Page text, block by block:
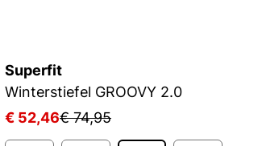
Superfit
Winterstiefel GROOVY 2.0
€ 52,46€ 74,95